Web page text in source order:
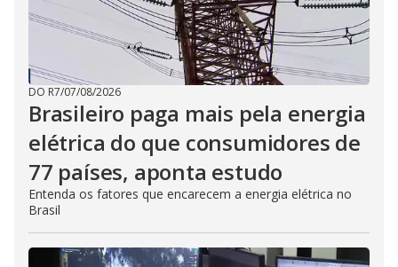
DO R7/07/08/2026
Brasileiro paga mais pela energia
elétrica do que consumidores de
77 países, aponta estudo
Entenda os fatores que encarecem a energia elétrica no
Brasil